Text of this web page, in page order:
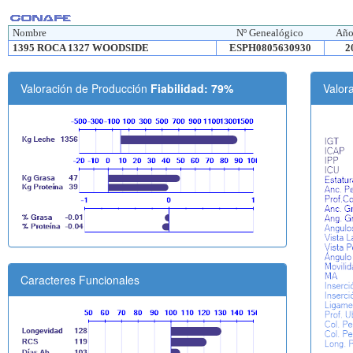
Nombre Nº Genealógico
1395 ROCA 1327 WOODSIDE
ESPH0805630930
Valoración de Producción Fiabilidad: 79%
Caracteres Funcionales